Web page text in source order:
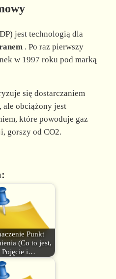
jest technologią dla
. Po raz pierwszy
w 1997 roku pod marką
się dostarczaniem
ale obciążony jest
które powoduje gaz
gorszy od CO2.
Punkt
(Co to jest,
Pojęcie i…